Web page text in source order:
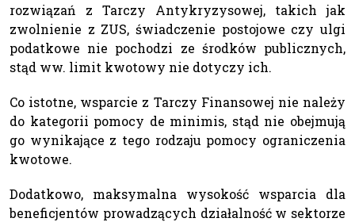
rozwiązań z Tarczy Antykryzysowej, takich jak
zwolnienie z ZUS, świadczenie postojowe czy ulgi
podatkowe nie pochodzi ze środków publicznych,
stąd ww. limit kwotowy nie dotyczy ich.
Co istotne, wsparcie z Tarczy Finansowej nie należy
do kategorii pomocy de minimis, stąd nie obejmują
go wynikające z tego rodzaju pomocy ograniczenia
kwotowe.
Dodatkowo, maksymalna wysokość wsparcia dla
beneficjentów prowadzących działalność w sektorze